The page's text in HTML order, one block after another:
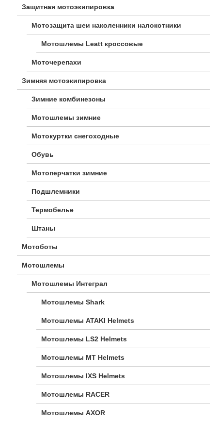
Защитная мотоэкипировка
Мотозащита шеи наколенники налокотники
Мотошлемы Leatt кроссовые
Моточерепахи
Зимняя мотоэкипировка
Зимние комбинезоны
Мотошлемы зимние
Мотокуртки снегоходные
Обувь
Мотоперчатки зимние
Подшлемники
Термобелье
Штаны
Мотоботы
Мотошлемы
Мотошлемы Интеграл
Мотошлемы Shark
Мотошлемы ATAKI Helmets
Мотошлемы LS2 Helmets
Мотошлемы MT Helmets
Мотошлемы IXS Helmets
Мотошлемы RACER
Мотошлемы AXOR